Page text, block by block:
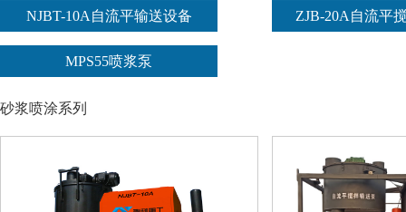
NJBT-10A自流平输送设备 ZJB-20A自流平
MPS55喷浆泵
砂浆喷涂系列